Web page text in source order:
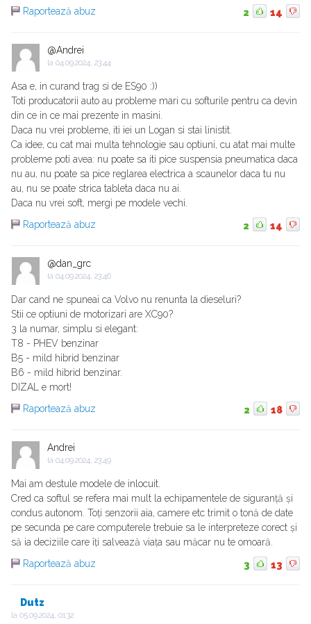
Raportează abuz
2 14
@Andrei
la 04.09.2024, 23:44
Asa e, in curand trag si de ES90 :))
Toti producatorii auto au probleme mari cu softurile pentru ca devin
din ce in ce mai prezente in masini.
Daca nu vrei probleme, iti iei un Logan si stai linistit.
Ca idee, cu cat mai multa tehnologie sau optiuni, cu atat mai multe
probleme poti avea: nu poate sa iti pice suspensia pneumatica daca
nu au, nu poate sa pice reglarea electrica a scaunelor daca tu nu
au, nu se poate strica tableta daca nu ai.
Daca nu vrei soft, mergi pe modele vechi.
Raportează abuz
2 14
@dan_grc
la 04.09.2024, 23:46
Dar cand ne spuneai ca Volvo nu renunta la dieseluri?
Stii ce optiuni de motorizari are XC90?
3 la numar, simplu si elegant:
T8 - PHEV benzinar
B5 - mild hibrid benzinar
B6 - mild hibrid benzinar.
DIZAL e mort!
Raportează abuz
2 18
Andrei
la 04.09.2024, 23:49
Mai am destule modele de inlocuit.
Cred ca softul se refera mai mult la echipamentele de siguranță și
condus autonom. Toți senzorii aia, camere etc trimit o tonă de date
pe secunda pe care computerele trebuie sa le interpreteze corect și
să ia deciziile care îți salvează viața sau măcar nu te omoară.
Raportează abuz
3 13
Dutz
la 05.09.2024, 01:32